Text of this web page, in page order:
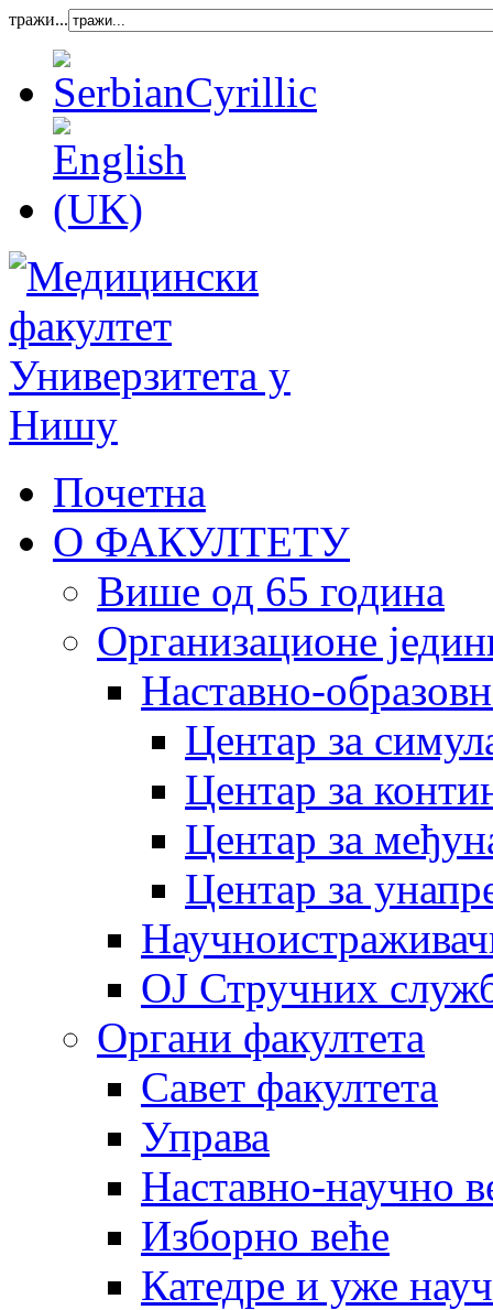
тражи...
Почетна
О ФАКУЛТЕТУ
Више од 65 година
Организационе
Наставно-
Центар за
Центар за
Центар за
Центар за
OJ Стручних
Органи факултета
Савет факултета
Управа
Наставно-научно
Изборно веће
Катедре и уже